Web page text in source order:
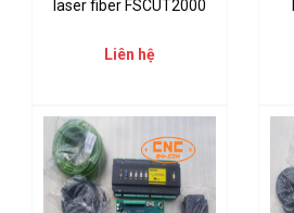
laser fiber FSCUT2000
Liên hệ